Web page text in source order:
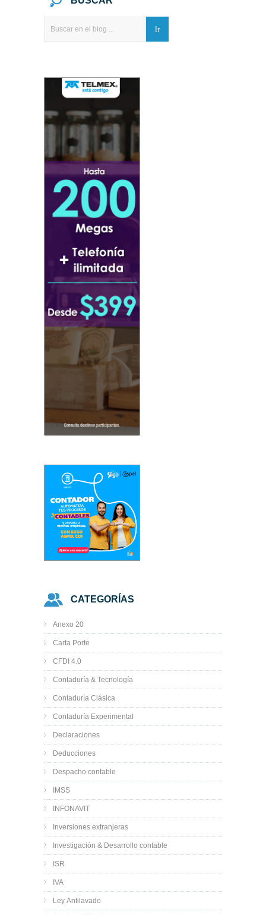
CATEGORÍAS
Anexo 20
Carta Porte
CFDI 4.0
Contaduría & Tecnología
Contaduría Clásica
Contaduría Experimental
Declaraciones
Deducciones
Despacho contable
IMSS
INFONAVIT
Inversiones extranjeras
Investigación & Desarrollo contable
ISR
IVA
Ley Antilavado